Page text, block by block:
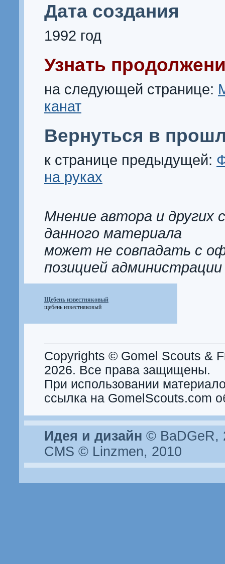
Дата создания
1992 год
Узнать
на следующей странице:
канат
Вернуться в
к странице предыдущей:
на руках
Мнение автора и других
данного материала
может не совпадать с
позицией
Щебень известняковый
щебень известняковый
Copyrights © Gomel Scouts &
2026. Все права защищены.
При использовании
ссылка на GomelScouts.com
Идея и дизайн © BaDGeR,
CMS © Linzmen, 2010